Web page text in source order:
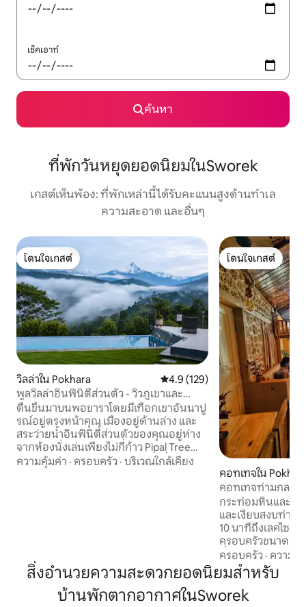
เช็คเอาท์
ค้นหา
ที่พักวันหยุดยอดนิยมในSworek
เกสต์เห็นพ้อง: ที่พักเหล่านี้ได้รับคะแนนสูงด้านทำเล
ความสะอาด และอื่นๆ
โดนใจเกสต์
โดนใจเกสต์
วิลล่าใน Pokhara คะแนนเฉลี่ย 4.9 จาก 5, 129 รีวิว
4.9 (129)
พูลวิลล่าอินฟินิตี้ส่วนตัว - วิวภูเขาและ
ทะเลสาบ
ตื่นขึ้นมาบนพอขาราโดยมีเทือกเขาอันนาปู
รณ์อยู่ตรงหน้าคุณ เมืองอยู่ด้านล่าง และ
สระว่ายน้ำอินฟินิตี้ส่วนตัวของคุณอยู่ห่าง
จากห้องนั่งเล่นเพียงไม่กี่ก้าว Pipal Tree
Mountain Villa เป็นวิลล่ารูปตัว A ที่อบอุ่น
ที่พักผ่อนที่เงียบสงบ - ห้ามใช้ลำโพง/เปิด
ดนตรีดัง
ความคุ้มค่า · ครอบครัว · บริเวณใกล้เคียง
โดนใจเกสต์
โดนใจเกสต์
คอทเทจใน
คอทเทจท่ามกลา
กระท่อมหินและไม้
และเงียบสงบท่าม
10 นาทีถึงเลคไซด์
ครอบครัวขนาดเล็
ที่ต้องการความเป็
คอทเทจตั้งอยู่บน
ด้านนอกประตู ลอ
ควีนไซส์ชั้นหลักพ
ครอบครัว · ความคุ้
สิ่งอำนวยความสะดวกยอดนิยมสำหรับ
บ้านพักตากอากาศในSworek